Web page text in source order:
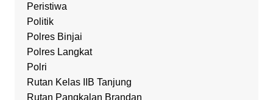
Peristiwa
Politik
Polres Binjai
Polres Langkat
Polri
Rutan Kelas IIB Tanjung
Rutan Pangkalan Brandan